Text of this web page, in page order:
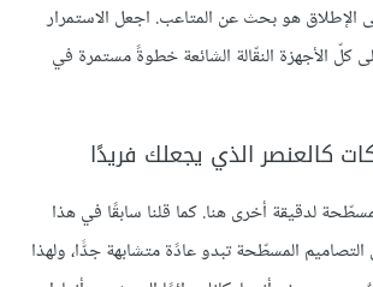
الإطلاق هو بحث عن المتاعب. اجعل الاستمرار
كلّ الأجهزة النقّالة الشائعة خطوةً مستمرة في
لدقيقة أخرى هنا. كما قلنا سابقًا في هذا
التصاميم المسطّحة تبدو عادًة متشابهة جدًّا، ولهذا